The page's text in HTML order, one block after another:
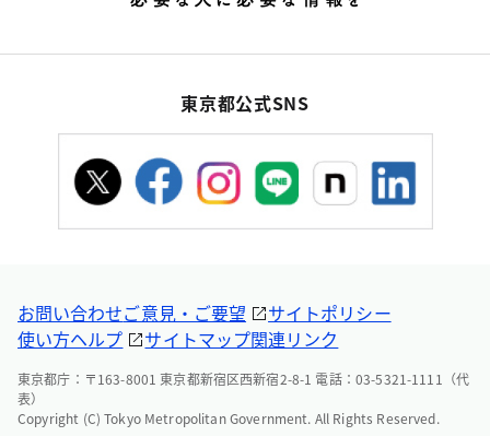
東京都公式SNS
お問い合わせご意見・ご要望
サイトポリシー
使い方ヘルプ
サイトマップ関連リンク
東京都庁：〒163-8001 東京都新宿区西新宿2-8-1 電話：03-5321-1111（代
表）
Copyright (C) Tokyo Metropolitan Government. All Rights Reserved.